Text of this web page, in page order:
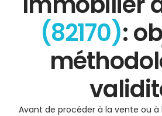
(82170):
Avant de procéder à la vente ou à